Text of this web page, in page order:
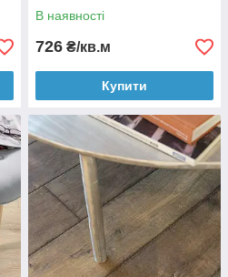
В наявності
726 ₴/кв.м
Купити